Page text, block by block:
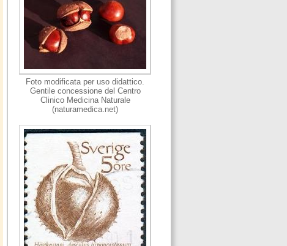
Foto modificata per uso didattico.
Gentile concessione del Centro
Clinico Medicina Naturale
(naturamedica.net)